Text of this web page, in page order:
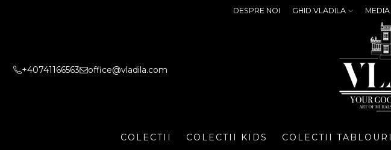
DESPRE NOI GHID VLADILA MEDIA
+40741166563 office@vladila.com
COLECTII COLECTII KIDS COLECTII TABLOURI